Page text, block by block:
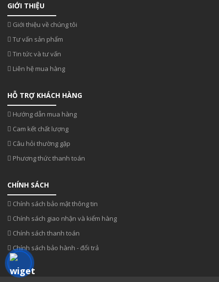
GIỚI THIỆU
Giới thiệu về chúng tôi
Tư vấn sản phẩm
Tin tức và tư vấn
Liên hệ mua hàng
HỖ TRỢ KHÁCH HÀNG
Hướng dẫn mua hàng
Cam kết chất lượng
Câu hỏi thường gặp
Phương thức thanh toán
CHÍNH SÁCH
Chính sách bảo mật thông tin
Chính sách giao nhận và kiểm hàng
Chính sách thanh toán
Chính sách bảo hành - đổi trả